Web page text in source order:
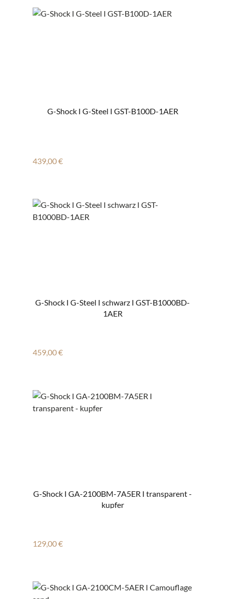
G-Shock I G-Steel I GST-B100D-1AER
Regulärer Preis:
439,00 €
G-Shock I G-Steel I schwarz I GST-B1000BD-
1AER
Regulärer Preis:
459,00 €
G-Shock I GA-2100BM-7A5ER I transparent -
kupfer
Regulärer Preis:
129,00 €